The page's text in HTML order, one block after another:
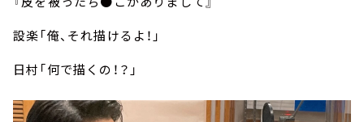
設楽「俺、それ描けるよ！」
日村「何で描くの！？」